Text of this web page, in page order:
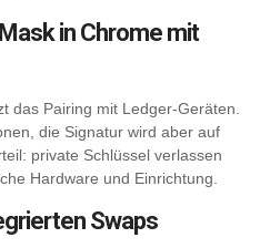
in Chrome mit
das Pairing mit Ledger-Geräten.
die Signatur wird aber auf
private Schlüssel verlassen
Hardware und Einrichtung.
Swaps